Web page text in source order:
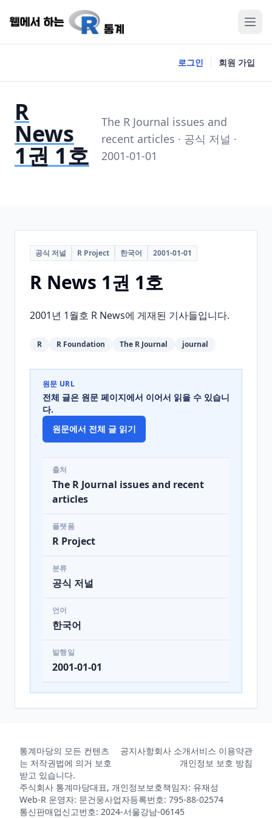
로그인 회원 가입
R
News
1권 1호
The R Journal issues and
recent articles · 공식 저널 ·
2001-01-01
공식 저널 R Project 한국어 2001-01-01
R News 1권 1호
2001년 1월호 R News에 게재된 기사들입니다.
R R Foundation The R Journal journal
원문 URL
전체 글은 원문 페이지에서 이어서 읽을 수 있습니
다.
원문에서 전체 글 읽기
출처
The R Journal issues and recent
articles
플랫폼
R Project
분류
공식 저널
언어
한국어
발행일
2001-01-01
통계마당의 모든 컨텐츠
는 저작권법에 의거 보호
받고 있습니다.
공지사항회사 소개서비스 이용약관
개인정보 보호 방침
주식회사 통계마당대표, 개인정보보호책임자: 유재성
Web-R 운영자: 문건웅사업자등록번호: 795-88-02574
통신판매업신고번호: 2024-서울강남-06145